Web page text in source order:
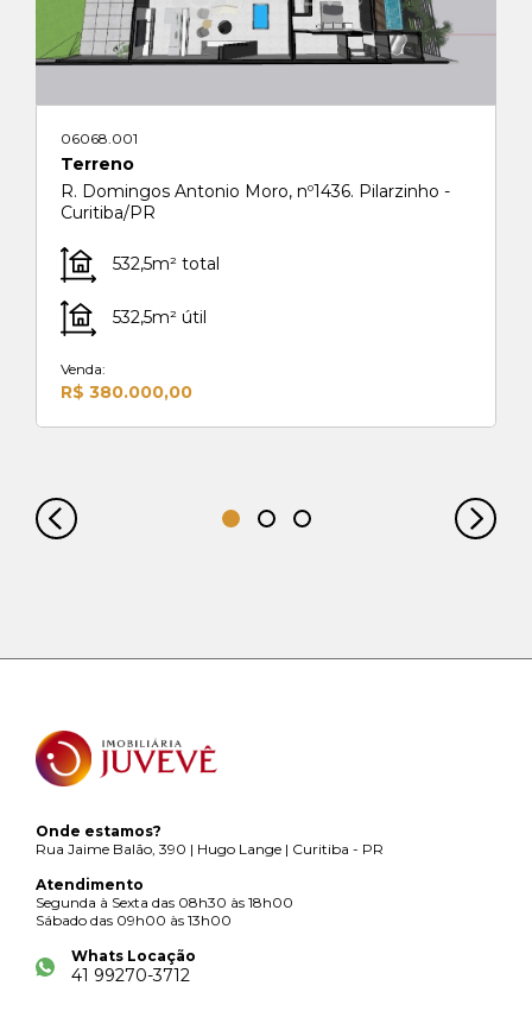
06068.001
Terreno
R. Domingos Antonio Moro, nº1436. Pilarzinho -
Curitiba/PR
532,5m² total
532,5m² útil
Venda:
R$ 380.000,00
Onde estamos?
Rua Jaime Balão, 390 | Hugo Lange | Curitiba - PR
Atendimento
Segunda à Sexta das 08h30 às 18h00
Sábado das 09h00 às 13h00
Whats Locação
41 99270-3712